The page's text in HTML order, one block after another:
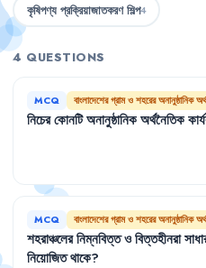
কৃষিপণ্য প্রক্রিয়াজাতকরণ শিল্প4
4 QUESTIONS
MCQ বাংলাদেশের গ্রাম ও শহরের অনানুষ্ঠানিক
নিচেরকোনটিঅনানুষ্ঠানিকঅর্থনৈতিক
MCQ বাংলাদেশের গ্রাম ও শহরের অনানুষ্ঠানিক
শহরাঞ্চলেরনিম্নবিত্তওবিত্তহীনরা
নিয়োজিতথাকে?